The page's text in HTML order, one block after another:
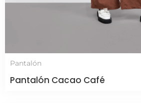
Pantalón
Pantalón Cacao Café